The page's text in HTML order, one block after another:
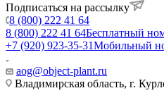
Подписаться на рассылку
8 (800) 222 41 64
8 (800) 222 41 64Бесплатный
+7 (920) 923-35-31Мобильный
aog@object-plant.ru
Владимирская область, г.